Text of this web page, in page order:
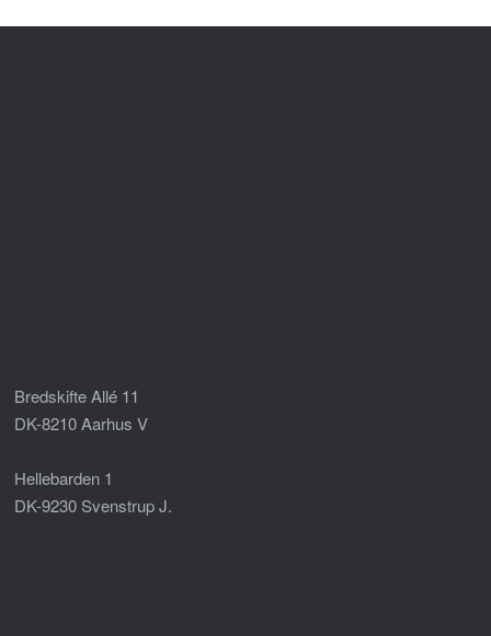
Bredskifte Allé 11
DK-8210 Aarhus V
Hellebarden 1
DK-9230 Svenstrup J.